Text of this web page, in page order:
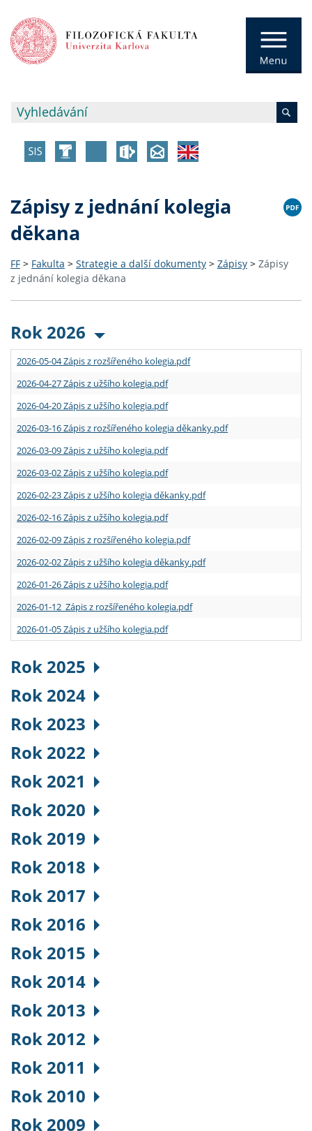
Zápisy z jednání kolegia
děkana
FF > Fakulta > Strategie a další dokumenty > Zápisy > Zápisy
z jednání kolegia děkana
Rok 2026
2026-05-04 Zápis z rozšířeného kolegia.pdf
2026-04-27 Zápis z užšího kolegia.pdf
2026-04-20 Zápis z užšího kolegia.pdf
2026-03-16 Zápis z rozšířeného kolegia děkanky.pdf
2026-03-09 Zápis z užšího kolegia.pdf
2026-03-02 Zápis z užšího kolegia.pdf
2026-02-23 Zápis z užšího kolegia děkanky.pdf
2026-02-16 Zápis z užšího kolegia.pdf
2026-02-09 Zápis z rozšířeného kolegia.pdf
2026-02-02 Zápis z užšího kolegia děkanky.pdf
2026-01-26 Zápis z užšího kolegia.pdf
2026-01-12 Zápis z rozšířeného kolegia.pdf
2026-01-05 Zápis z užšího kolegia.pdf
Rok 2025
Rok 2024
Rok 2023
Rok 2022
Rok 2021
Rok 2020
Rok 2019
Rok 2018
Rok 2017
Rok 2016
Rok 2015
Rok 2014
Rok 2013
Rok 2012
Rok 2011
Rok 2010
Rok 2009